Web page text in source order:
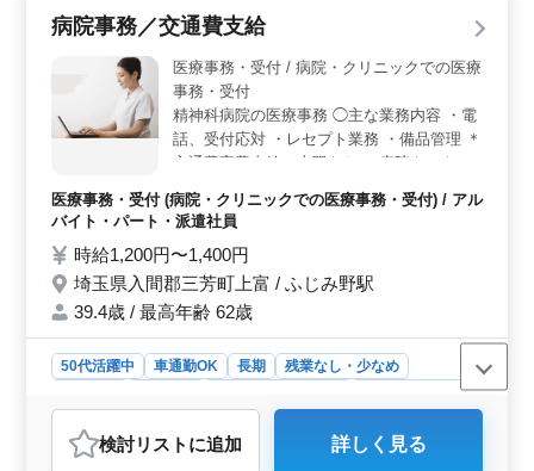
を保ちやすい勤務環境です。駅からの送迎があり、車通
方を重視する方に適しています。 ＜長期で勤務する
のに安心の待遇＞ 賞与、交通費支給、各種社会保険も
完備しており、待遇が整っています。長期的に安心して
腰を据えて働ける求人です。
病院事務／交通費支給
医療事務・受付 / 病院・クリニックでの医療
事務・受付
精神科病院の医療事務 ◯主な業務内容 ・電
話、受付応対 ・レセプト業務 ・備品管理 ＊
交通費実費支給（上限なし） 病院をともに
れまでの診療報酬請求が経験が活きる職場で
す。
医療事務・受付 (病院・クリニックでの医療事務・受付) / アル
バイト・パート・派遣社員
時給1,200円〜1,400円
埼玉県入間郡三芳町上富 / ふじみ野駅
39.4歳 / 最高年齢 62歳
50代活躍中 車通勤OK 長期
残業なし・少なめ
医療事務・受付
おすすめポイント
＜経験を即戦力として活かせる環境＞ 診療報酬請求の
検討リスト に追加 詳しく見る